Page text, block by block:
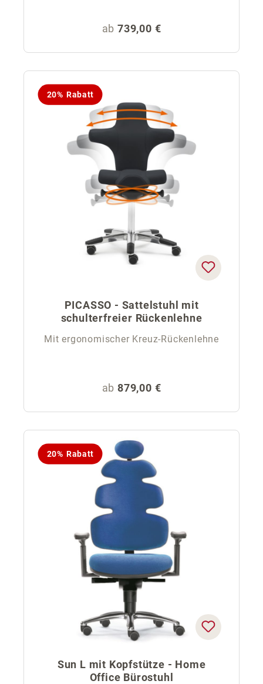
Regulärer Preis:
ab 739,00 €
20% Rabatt
PICASSO - Sattelstuhl mit
schulterfreier Rückenlehne
Mit ergonomischer Kreuz-Rückenlehne
Regulärer Preis:
ab 879,00 €
20% Rabatt
Sun L mit Kopfstütze - Home
Office Bürostuhl